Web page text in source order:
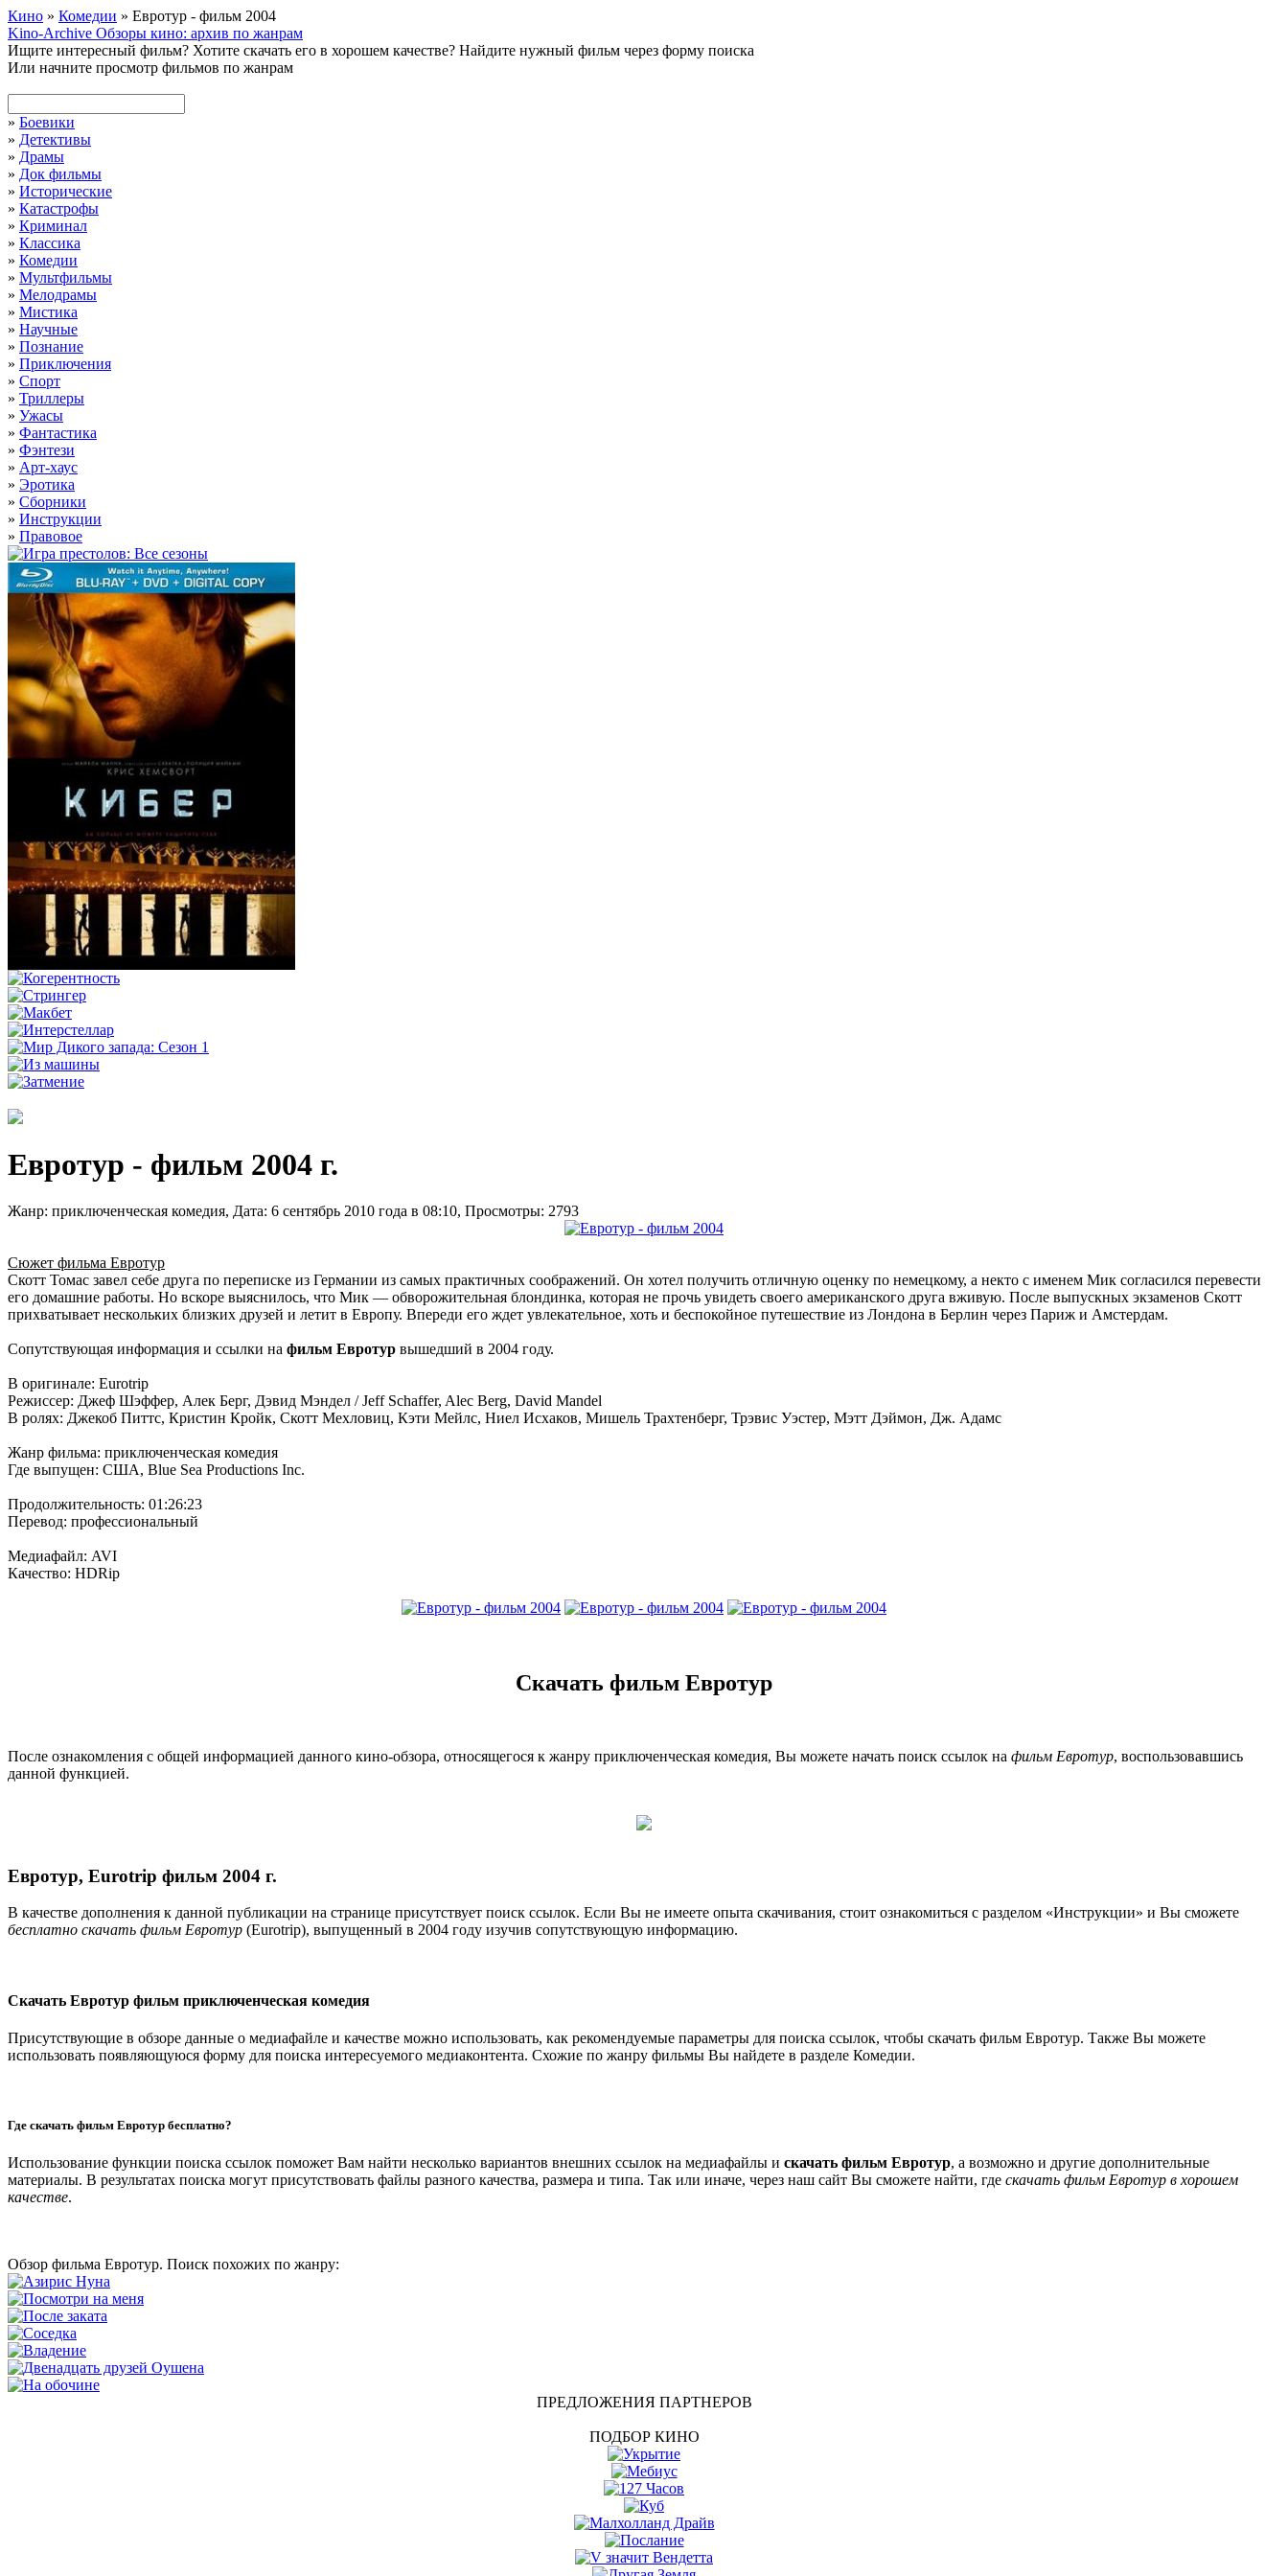
Кино » Комедии » Евротур - фильм 2004
Kino-Archive Обзоры кино: архив по жанрам
Ищите интересный фильм? Хотите скачать его в хорошем качестве? Найдите нужный фильм через форму поиска
Или начните просмотр фильмов по жанрам
» Боевики
» Детективы
» Драмы
» Док фильмы
» Исторические
» Катастрофы
» Криминал
» Классика
» Комедии
» Мультфильмы
» Мелодрамы
» Мистика
» Научные
» Познание
» Приключения
» Спорт
» Триллеры
» Ужасы
» Фантастика
» Фэнтези
» Арт-хаус
» Эротика
» Сборники
» Инструкции
» Правовое
Евротур - фильм 2004 г.
Жанр: приключенческая комедия, Дата: 6 сентябрь 2010 года в 08:10, Просмотры: 2793
Сюжет фильма Евротур
Скотт Томас завел себе друга по переписке из Германии из самых практичных соображений. Он хотел получить отличную оценку по немецкому, а некто с именем Мик согласился перевести
его домашние работы. Но вскоре выяснилось, что Мик — обворожительная блондинка, которая не прочь увидеть своего американского друга вживую. После выпускных экзаменов Скотт
прихватывает нескольких близких друзей и летит в Европу. Впереди его ждет увлекательное, хоть и беспокойное путешествие из Лондона в Берлин через Париж и Амстердам.
Сопутствующая информация и ссылки на фильм Евротур вышедший в 2004 году.
В оригинале: Eurotrip
Режиссер: Джеф Шэффер, Алек Берг, Дэвид Мэндел / Jeff Schaffer, Alec Berg, David Mandel
В ролях: Джекоб Питтс, Кристин Кройк, Скотт Мехловиц, Кэти Мейлс, Ниел Исхаков, Мишель Трахтенберг, Трэвис Уэстер, Мэтт Дэймон, Дж. Адамс
Жанр фильма: приключенческая комедия
Где выпущен: США, Blue Sea Productions Inc.
Продолжительность: 01:26:23
Перевод: профессиональный
Медиафайл: AVI
Качество: HDRip
Скачать фильм Евротур
После ознакомления с общей информацией данного кино-обзора, относящегося к жанру приключенческая комедия, Вы можете начать поиск ссылок на фильм Евротур, воспользовавшись
данной функцией.
Евротур, Eurotrip фильм 2004 г.
В качестве дополнения к данной публикации на странице присутствует поиск ссылок. Если Вы не имеете опыта скачивания, стоит ознакомиться с разделом «Инструкции» и Вы сможете
бесплатно скачать фильм Евротур (Eurotrip), выпущенный в 2004 году изучив сопутствующую информацию.
Скачать Евротур фильм приключенческая комедия
Присутствующие в обзоре данные о медиафайле и качестве можно использовать, как рекомендуемые параметры для поиска ссылок, чтобы скачать фильм Евротур. Также Вы можете
использовать появляющуюся форму для поиска интересуемого медиаконтента. Схожие по жанру фильмы Вы найдете в разделе Комедии.
Где скачать фильм Евротур бесплатно?
Использование функции поиска ссылок поможет Вам найти несколько вариантов внешних ссылок на медиафайлы и скачать фильм Евротур, а возможно и другие дополнительные
материалы. В результатах поиска могут присутствовать файлы разного качества, размера и типа. Так или иначе, через наш сайт Вы сможете найти, где скачать фильм Евротур в хорошем
качестве.
Обзор фильма Евротур. Поиск похожих по жанру:
ПРЕДЛОЖЕНИЯ ПАРТНЕРОВ
ПОДБОР КИНО